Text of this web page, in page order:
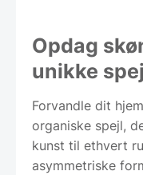
Opdag
unikke
Forvandle dit
organiske spejl,
kunst til ethvert
asymmetriske